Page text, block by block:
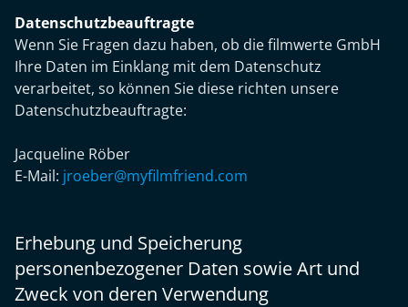
Datenschutzbeauftragte
Wenn Sie Fragen dazu haben, ob die filmwerte GmbH
Ihre Daten im Einklang mit dem Datenschutz
verarbeitet, so können Sie diese richten unsere
Datenschutzbeauftragte:
Jacqueline Röber
E-Mail: jroeber@myfilmfriend.com
Erhebung und Speicherung
personenbezogener Daten sowie Art und
Zweck von deren Verwendung